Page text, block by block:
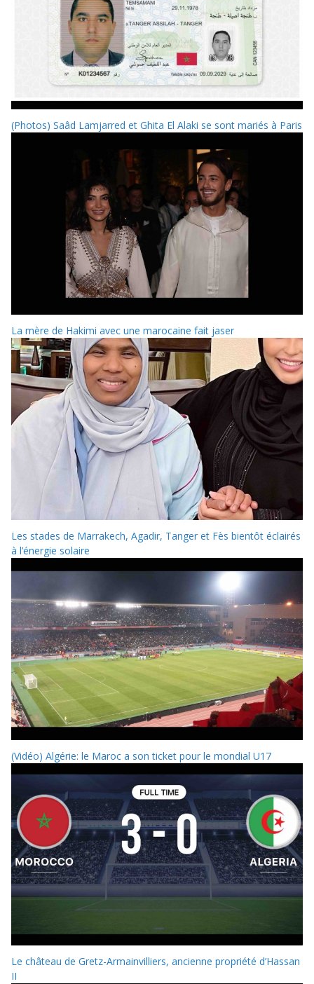
(Photos) Saâd Lamjarred et Ghita El Alaki se sont mariés à Paris
La mère de Hakimi avec une marocaine fait jaser
Les stades de Marrakech, Agadir, Tanger et Fès bientôt éclairés
à l’énergie solaire
(Vidéo) Algérie: le Maroc a son ticket pour le mondial U17
Le château de Gretz-Armainvilliers, ancienne propriété d’Hassan
II